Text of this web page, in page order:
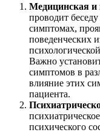
Медицинская и
проводит
симптомах,
поведенческих
Важно
симптомов в
влияние этих
пациента.
психического